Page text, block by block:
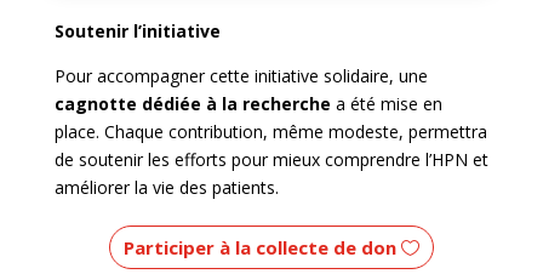
Soutenir l’initiative
Pour accompagner cette initiative solidaire, une
cagnotte dédiée à la recherche a été mise en
place. Chaque contribution, même modeste, permettra
de soutenir les efforts pour mieux comprendre l’HPN et
améliorer la vie des patients.
Participer à la collecte de don